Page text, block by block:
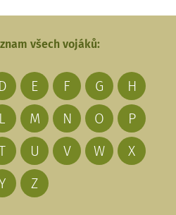
všech vojáků:
D E F G
H
L M N O
P
U V W
X
Z